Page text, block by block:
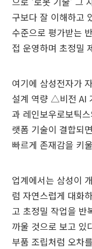
구보다 잘 이해하고
수준으로 평가받는
접 운영하며 초정밀
여기에 삼성전자가
설계 역량 △비전 AI
과 레인보우로보틱
랫폼 기술이 결합되
빠르게 존재감을 키
업계에서는 삼성이
럼 자연스럽게 대화
고 초정밀 작업을 반
까울 것으로 보고 있
부품 조립처럼 오차